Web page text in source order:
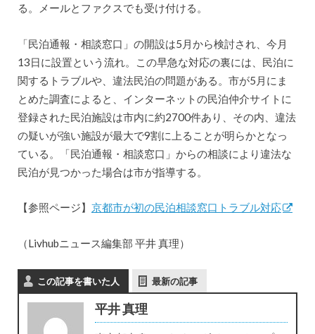
る。メールとファクスでも受け付ける。
「民泊通報・相談窓口」の開設は5月から検討され、今月
13日に設置という流れ。この早急な対応の裏には、民泊に
関するトラブルや、違法民泊の問題がある。市が5月にま
とめた調査によると、インターネットの民泊仲介サイトに
登録された民泊施設は市内に約2700件あり、その内、違法
の疑いが強い施設が最大で9割に上ることが明らかとなっ
ている。「民泊通報・相談窓口」からの相談により違法な
民泊が見つかった場合は市が指導する。
【参照ページ】 京都市が初の民泊相談窓口トラブル対応
（Livhubニュース編集部 平井 真理）
この記事を書いた人 最新の記事
平井 真理